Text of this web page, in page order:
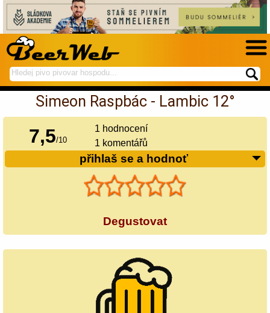
hledej
na
BeerWeb
spustí
hledání
Simeon Raspbác - Lambic 12°
7,5/10
1 hodnocení
1 komentářů
přihlaš se a hodnoť
Degustovat